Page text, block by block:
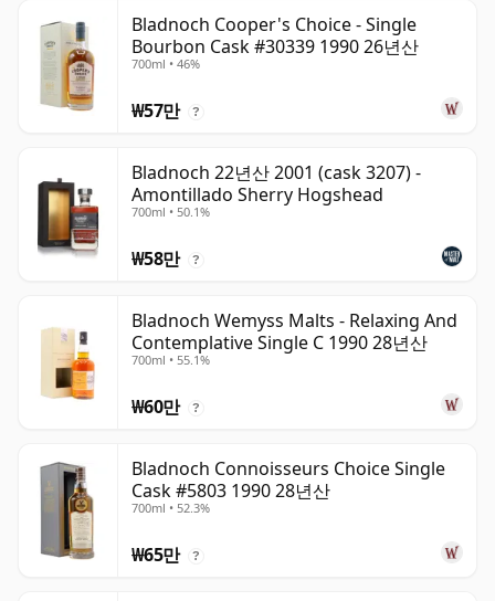
Bladnoch Cooper's Choice - Single
Bourbon Cask #30339 1990 26년산
700ml • 46%
₩57만 ?
Bladnoch 22년산 2001 (cask 3207) -
Amontillado Sherry Hogshead
700ml • 50.1%
₩58만 ?
Bladnoch Wemyss Malts - Relaxing And
Contemplative Single C 1990 28년산
700ml • 55.1%
₩60만 ?
Bladnoch Connoisseurs Choice Single
Cask #5803 1990 28년산
700ml • 52.3%
₩65만 ?